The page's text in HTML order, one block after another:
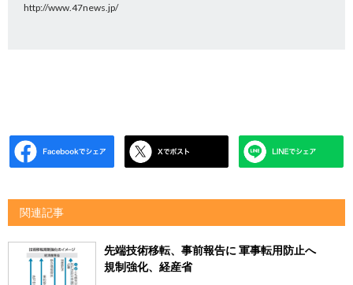
http://www.47news.jp/
関連記事
先端技術移転、事前報告に 軍事転用防止へ
規制強化、経産省